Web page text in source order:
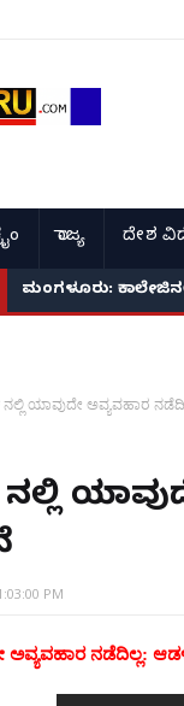
ರಾಜ್ಯ ದೇಶ
ಮಂಗಳೂರು:
ನಲ್ಲಿ ಯಾವುದೇ ಅವ್ಯವಹಾರ
ನಲ್ಲಿ
PM
ಅವ್ಯವಹಾರ ನಡೆದಿಲ್ಲ: